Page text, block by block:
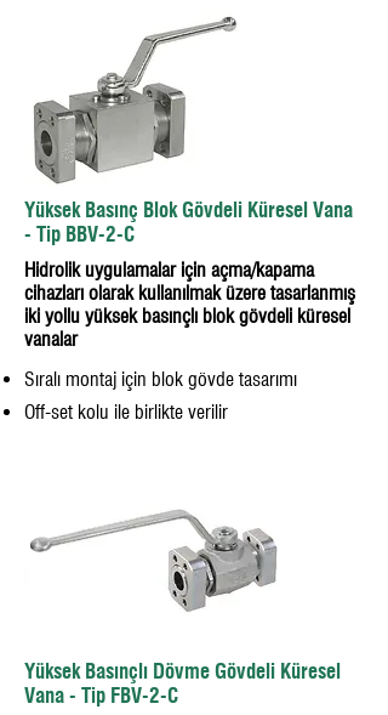
Yüksek Basınç Blok Gövdeli Küresel Vana
- Tip BBV-2-C
Hidrolik uygulamalar için açma/kapama
cihazları olarak kullanılmak üzere tasarlanmış
iki yollu yüksek basınçlı blok gövdeli küresel
vanalar
Sıralı montaj için blok gövde tasarımı
Off-set kolu ile birlikte verilir
Yüksek Basınçlı Dövme Gövdeli Küresel
Vana - Tip FBV-2-C